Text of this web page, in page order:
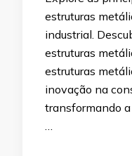
estruturas
industrial.
estruturas
estruturas
inovação na
transformando
…